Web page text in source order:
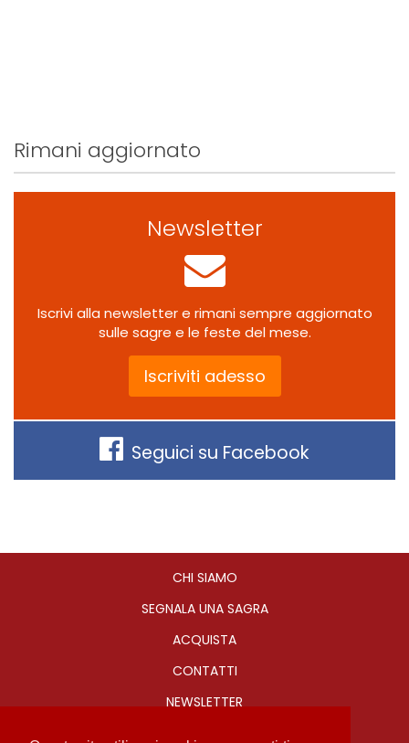
Rimani aggiornato
Newsletter
Iscrivi alla newsletter e rimani sempre aggiornato
sulle sagre e le feste del mese.
Iscriviti adesso
Seguici su Facebook
CHI SIAMO
SEGNALA UNA SAGRA
ACQUISTA
CONTATTI
NEWSLETTER